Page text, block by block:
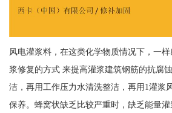
风电灌浆料，在这类化学物质情况下，一
浆修复的方式 来提高灌浆建筑钢筋的抗腐
洁，再用工作压力水清洗整洁，再用1灌浆
保养。蜂窝状缺乏比较严重时，缺乏能量